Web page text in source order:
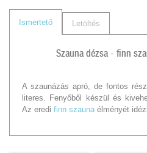
Ismertető Letöltés
Szauna dézsa - finn
A szaunázás apró, de fontos
literes. Fenyőből készül és
Az eredi finn szauna élményét